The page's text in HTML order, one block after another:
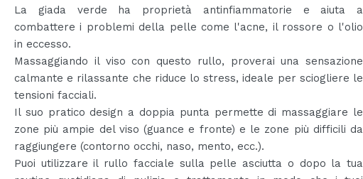
La giada verde ha proprietà antinfiammatorie e aiuta a
combattere i problemi della pelle come l'acne, il rossore o l'olio
in eccesso.
Massaggiando il viso con questo rullo, proverai una sensazione
calmante e rilassante che riduce lo stress, ideale per sciogliere le
tensioni facciali.
Il suo pratico design a doppia punta permette di massaggiare le
zone più ampie del viso (guance e fronte) e le zone più difficili da
raggiungere (contorno occhi, naso, mento, ecc.).
Puoi utilizzare il rullo facciale sulla pelle asciutta o dopo la tua